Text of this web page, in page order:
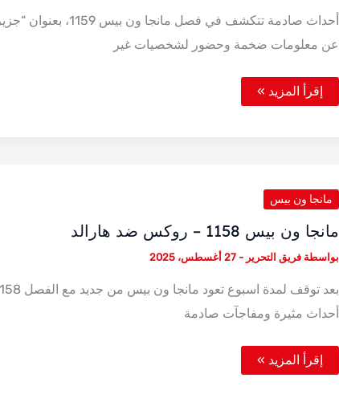
أحداث صادمة تتكشف في فصل
عن معلومات ضخمة وحضور لشخصيات غير
مانجا
ون
إقرأ المزيد »
مانجا ون بيس
مانجا ون بيس 1158 – روكس ضد هارالد
بواسطة فريق التحرير-27 أغسطس، 2025
أحداث مثيرة ومفاجآت صادمة
مانجا
ون
إقرأ المزيد »